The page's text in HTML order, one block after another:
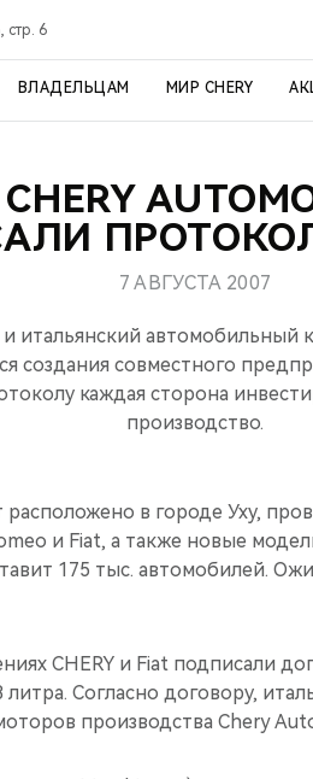
стр. 6
ВЛАДЕЛЬЦАМ МИР CHERY
7 АВГУСТА 2007
и итальянский
создания совместного
каждая сторона
производство.
в городе Уху,
и Fiat, а также новые
175 тыс. автомобилей.
CHERY и Fiat подписали
Согласно договору,
производства Chery